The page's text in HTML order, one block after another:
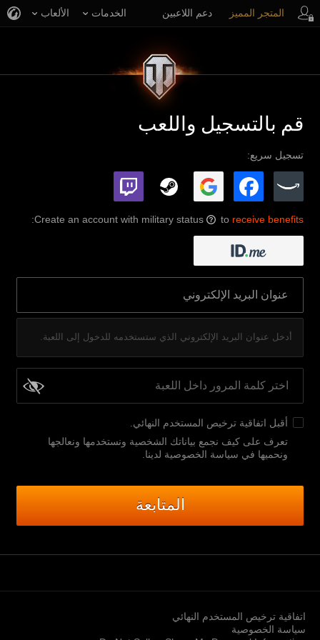
الألعاب الخدمات المتجر المميز دعم اللاعبين
قم بالتسجيل واللعب
تسجيل سريع:
Create an account with military status ? to receive benefits
:
أدخل عنوان البريد الإلكتروني الذي ستستخدمه للدخول إلى اللعبة.
أقبل اتفاقية ترخيص المستخدم النهائي
تعرف على كيف نجمع بياناتك الشخصية ونستخدمها ونعالجها
ونحميها في سياسة الخصوصية لدينا
المتابعة
اتفاقية ترخيص المستخدم النهائي
سياسة الخصوصية